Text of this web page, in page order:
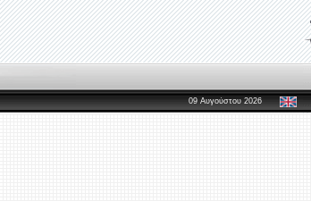
09 Αυγούστου 2026